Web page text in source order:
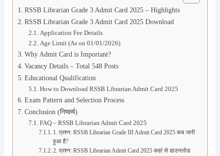
RSSB Librarian Grade 3 Admit Card 2025 – Highlights
RSSB Librarian Grade 3 Admit Card 2025 Download
Application Fee Details
Age Limit (As on 01/01/2026)
Why Admit Card is Important?
Vacancy Details – Total 548 Posts
Educational Qualification
How to Download RSSB Librarian Admit Card 2025
Exam Pattern and Selection Process
Conclusion (निष्कर्ष)
FAQ – RSSB Librarian Admit Card 2025
1. प्रश्न: RSSB Librarian Grade III Admit Card 2025 कब जारी
हुआ है?
2. प्रश्न: RSSB Librarian Admit Card 2025 कहां से डाउनलोड